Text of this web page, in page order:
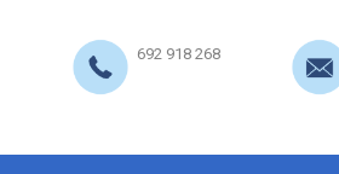
692 918 268